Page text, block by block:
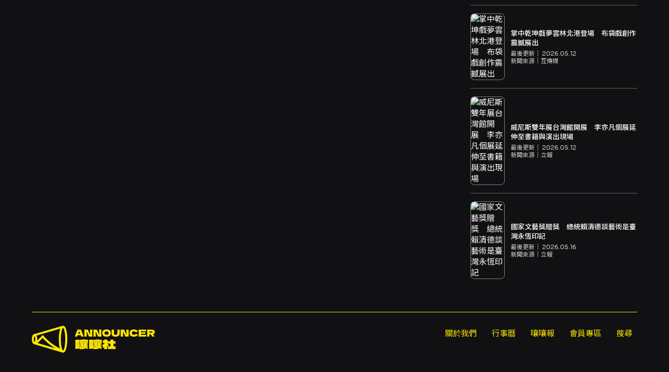
掌中乾坤戲夢雲林北港登場 布袋戲創作
震撼展出
最後更新｜ 2026.05.12
新聞來源｜ 互傳媒
威尼斯雙年展台灣館開展 李亦凡個展延
伸至書籍與演出現場
最後更新｜ 2026.05.12
新聞來源｜ 立報
國家文藝獎贈獎 總統賴清德談藝術是臺
灣永恆印記
最後更新｜ 2026.05.16
新聞來源｜ 立報
關於我們 行事曆 嚷嚷報 會員專區 搜尋